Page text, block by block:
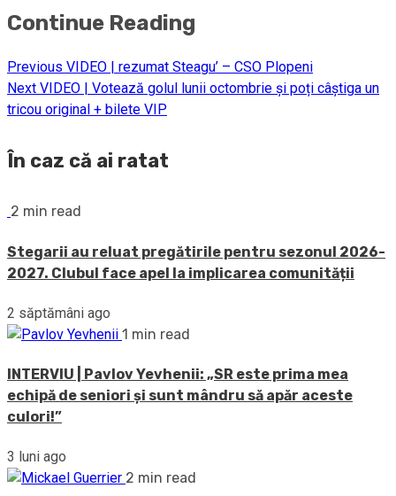
Continue Reading
Previous VIDEO | rezumat Steagu’ – CSO Plopeni
Next VIDEO | Votează golul lunii octombrie și poți câștiga un
tricou original + bilete VIP
În caz că ai ratat
2 min read
Stegarii au reluat pregătirile pentru sezonul 2026-
2027. Clubul face apel la implicarea comunității
2 săptămâni ago
1 min read
INTERVIU | Pavlov Yevhenii: „SR este prima mea
echipă de seniori și sunt mândru să apăr aceste
culori!”
3 luni ago
2 min read